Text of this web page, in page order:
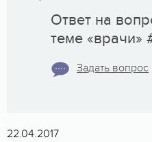
Ответ на
теме «врачи»
Задать вопрос
22.04.2017